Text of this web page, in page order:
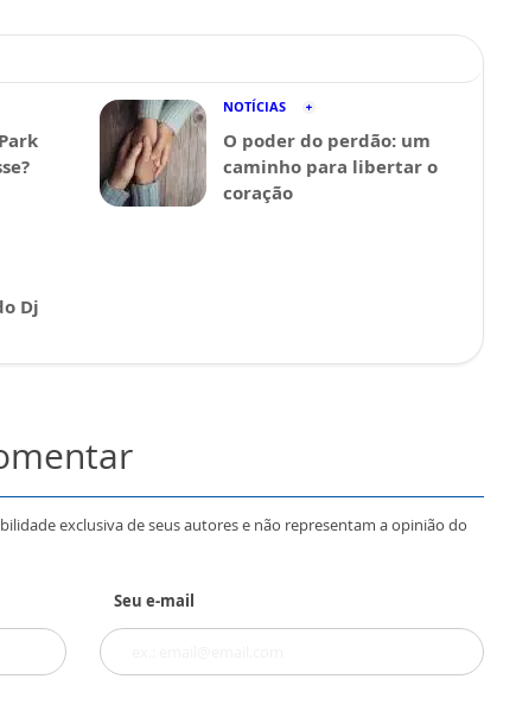
NOTÍCIAS
O poder do perdão: um
caminho para libertar o
coração
Dj
exclusiva de seus autores e não representam a opinião do
Seu e-mail